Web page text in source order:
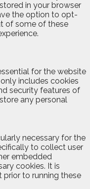
in your browser
the option to opt-
of some of these
for the website
includes cookies
security features of
any personal
necessary for the
to collect user
embedded
cookies. It is
to running these